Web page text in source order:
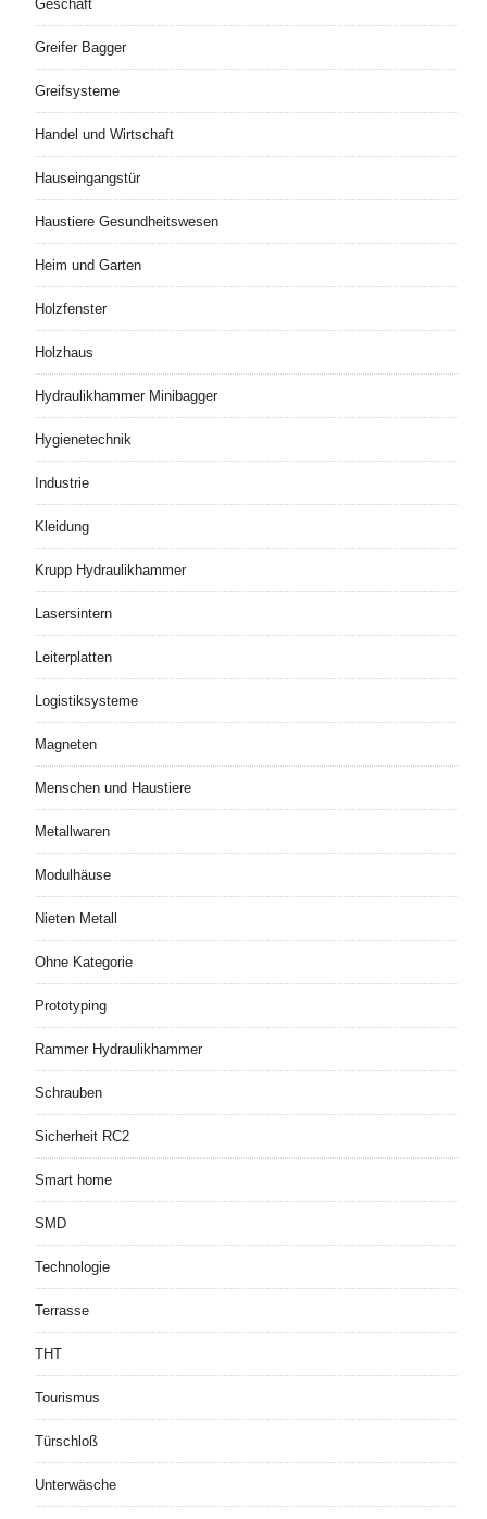
Geschäft
Greifer Bagger
Greifsysteme
Handel und Wirtschaft
Hauseingangstür
Haustiere Gesundheitswesen
Heim und Garten
Holzfenster
Holzhaus
Hydraulikhammer Minibagger
Hygienetechnik
Industrie
Kleidung
Krupp Hydraulikhammer
Lasersintern
Leiterplatten
Logistiksysteme
Magneten
Menschen und Haustiere
Metallwaren
Modulhäuse
Nieten Metall
Ohne Kategorie
Prototyping
Rammer Hydraulikhammer
Schrauben
Sicherheit RC2
Smart home
SMD
Technologie
Terrasse
THT
Tourismus
Türschloß
Unterwäsche